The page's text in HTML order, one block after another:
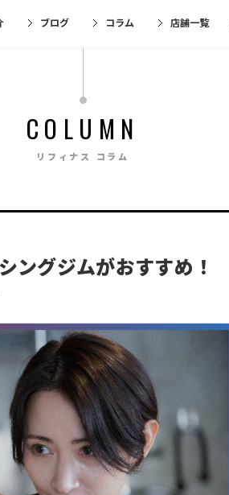
ブログ コラム 店舗一覧
COLUMN
リフィナス コラム
ングジムがおすすめ！